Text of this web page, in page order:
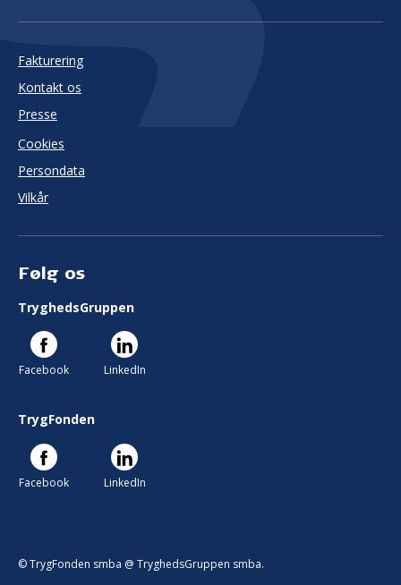
Fakturering
Kontakt os
Presse
Cookies
Persondata
Vilkår
Følg os
TryghedsGruppen
Facebook LinkedIn
TrygFonden
Facebook LinkedIn
© TrygFonden smba @ TryghedsGruppen smba.